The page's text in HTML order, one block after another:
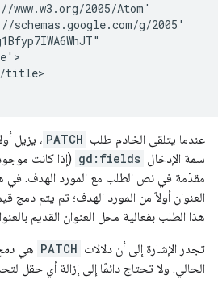
2005/Atom'
schemas.google.com/g/2005'
title>
عندما يتلقى الخادم طلب PATCH ، يزيل
سمة الإدخال gd:fields (إذا كانت
مقدّمة في نص الطلب مع المورد الهدف. في
العنوان أولاً من المورد الهدف؛ ثم يتم دمج
هذا الطلب بفعالية محل العنوان القديم
تجدر الإشارة إلى أن دلالات PATCH هي
الحالي. ولا تحتاج دائمًا إلى إزالة أي حقل